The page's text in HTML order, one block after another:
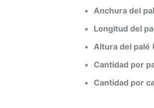
Anchura del
Longitud del
Altura del palé
Cantidad por
Cantidad por